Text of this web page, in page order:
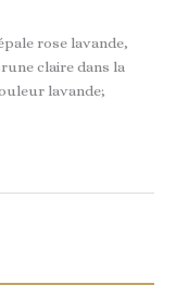
rose lavande,
claire dans la
lavande;